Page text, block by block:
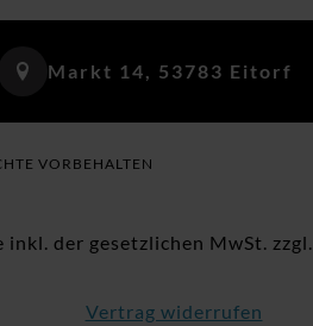
Markt 14, 53783 Eitorf
VORBEHALTEN
inkl. der gesetzlichen MwSt. zzgl.
Vertrag widerrufen